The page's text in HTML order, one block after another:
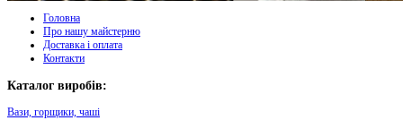
Головна
Про нашу майстерню
Доставка і оплата
Контакти
Каталог виробів:
Вази, горщики, чаші